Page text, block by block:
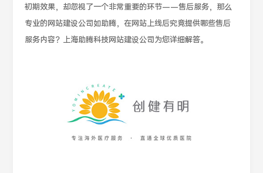
初期效果，却忽视了一个非常重要的环节——售后服务，那么
专业的网站建设公司如助腾，在网站上线后究竟提供哪些售后
服务内容？上海助腾科技网站建设公司为您详细解答。